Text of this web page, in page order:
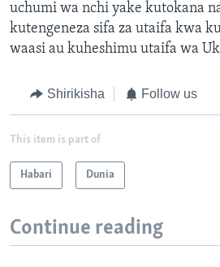
uchumi wa nchi yake kutokana
kutengeneza sifa za utaifa kwa
waasi au kuheshimu utaifa wa
Shirikisha Follow us
This item is part of
Habari Dunia
Continue reading